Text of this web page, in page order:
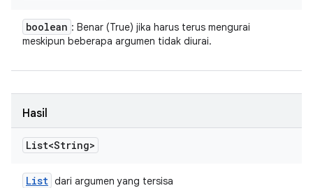
boolean : Benar (True) jika harus terus mengurai
meskipun beberapa argumen tidak diurai.
Hasil
List<String>
List dari argumen yang tersisa